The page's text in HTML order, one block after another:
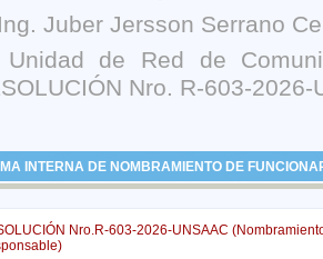
Juber Jersson Serrano
de Red de
Nro. R-603-2026-
INTERNA DE NOMBRAMIENTO DE
Nro.R-603-2026-UNSAAC